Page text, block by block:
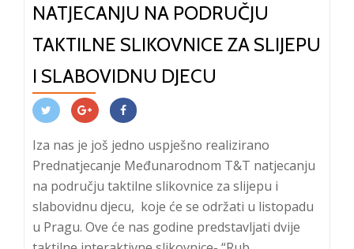
NATJECANJU NA PODRUČJU
TAKTILNE SLIKOVNICE ZA SLIJEPU
I SLABOVIDNU DJECU
Iza nas je još jedno uspješno realizirano
Prednatjecanje Međunarodnom T&T natjecanju
na području taktilne slikovnice za slijepu i
slabovidnu djecu, koje će se održati u listopadu
u Pragu. Ove će nas godine predstavljati dvije